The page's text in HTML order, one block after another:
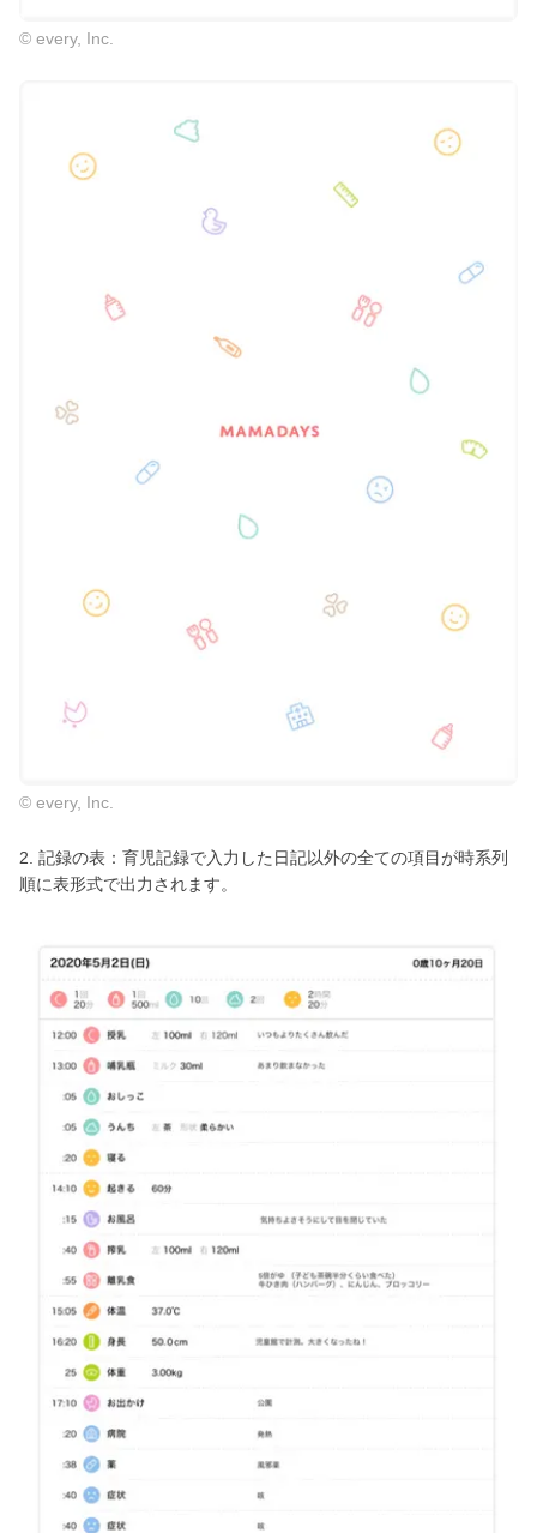
© every, Inc.
© every, Inc.
2. 記録の表：育児記録で入力した日記以外の全ての項目が時系列
順に表形式で出力されます。